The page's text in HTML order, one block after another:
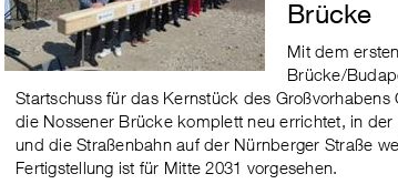
Brücke
Mit dem
Brücke/
Startschuss für das Kernstück des
die Nossener Brücke komplett neu errichtet, in
und die Straßenbahn auf der Nürnberger Straße
Fertigstellung ist für Mitte 2031 vorgesehen.